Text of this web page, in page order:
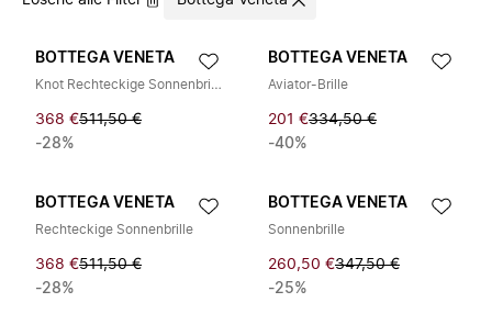
BOTTEGA VENETA
Knot Rechteckige Sonnenbrille
368 €511,50 €
-28%
BOTTEGA VENETA
Aviator-Brille
201 €334,50 €
-40%
BOTTEGA VENETA
Rechteckige Sonnenbrille
368 €511,50 €
-28%
BOTTEGA VENETA
Sonnenbrille
260,50 €347,50 €
-25%